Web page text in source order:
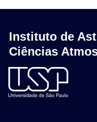
Instituto de
Ciências